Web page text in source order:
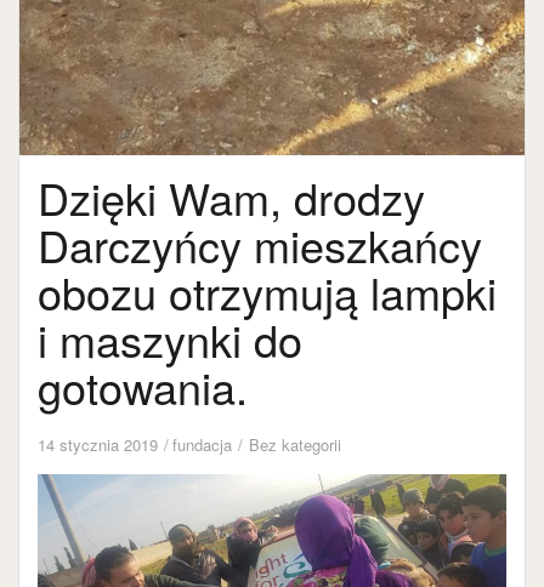
Dzięki Wam, drodzy
Darczyńcy mieszkańcy
obozu otrzymują lampki
i maszynki do
gotowania.
14 stycznia 2019 fundacja Bez kategorii